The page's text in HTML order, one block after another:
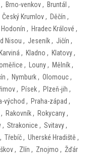
, Brno-venkov, Bruntál ,
Český Krumlov, Děčín ,
Hodonín , Hradec Králové ,
Nisou , Jeseník, Jičín ,
Karviná , Kladno , Klatovy,
, Louny, Mělník,
, Nymburk, Olomouc,
, Písek, Plzeň-jih ,
východ , Praha-západ ,
, Rakovník, Rokycany,
, Strakonice , Svitavy,
, Třebíč, Uherské Hradiště ,
, Zlín , Znojmo , Žďár